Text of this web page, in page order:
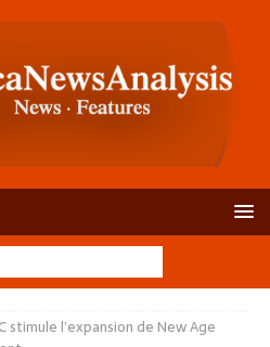
stimule l’expansion de New Age